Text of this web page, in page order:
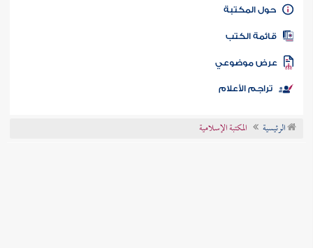
كتاب الأمة
المكتبة
الكتب
موضوعي
تراجم الأعلام
الرئيسية المكتبة الإسلامية